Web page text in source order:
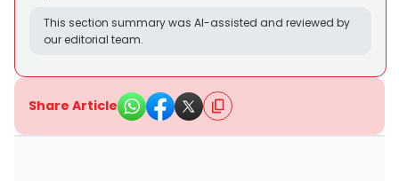
This section summary was AI-assisted and reviewed by
our editorial team.
Share Article